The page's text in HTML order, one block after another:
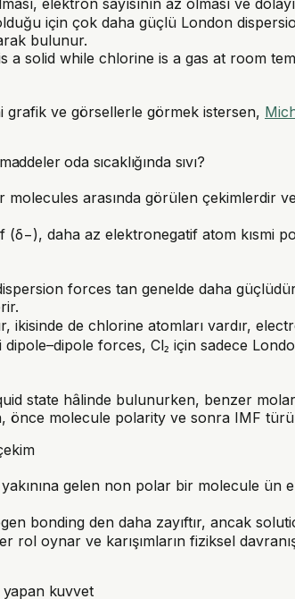
için çok daha güçlü London
bulunur.
a solid while chlorine is a gas at room
grafik ve görsellerle görmek istersen,
oda sıcaklığında sıvı?
arasında görülen çekimlerdir
daha az elektronegatif atom kısmi
forces tan genelde daha
de chlorine atomları vardır,
forces, Cl₂ için sadece
state hâlinde bulunurken, benzer
önce molecule polarity ve sonra IMF
gelen non polar bir molecule ün
bonding den daha zayıftır, ancak
rol oynar ve karışımların fiziksel
yapan kuvvet